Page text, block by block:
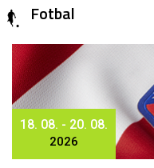
Fotbal
18. 08. - 20. 08.
2026